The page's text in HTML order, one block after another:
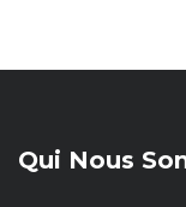
Qui Nous